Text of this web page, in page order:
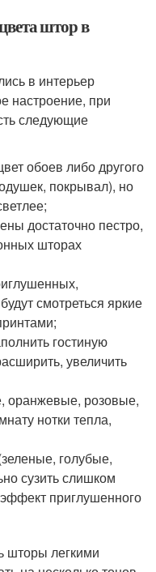
штор в
в интерьер
настроение, при
следующие
обоев либо другого
покрывал), но
достаточно пестро,
шторах
смотреться яркие
гостиную
увеличить
оранжевые, розовые,
нотки тепла,
голубые,
сузить слишком
приглушенного
шторы легкими